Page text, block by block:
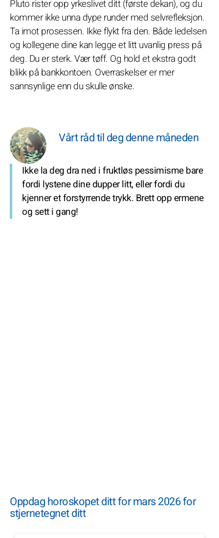
Pluto rister opp yrkeslivet ditt (første dekan), og du
kommer ikke unna dype runder med selvrefleksjon.
Ta imot prosessen. Ikke flykt fra den. Både ledelsen
og kollegene dine kan legge et litt uvanlig press på
deg. Du er sterk. Vær tøff. Og hold et ekstra godt
blikk på bankkontoen. Overraskelser er mer
sannsynlige enn du skulle ønske.
Vårt råd til deg denne måneden
Ikke la deg dra ned i fruktløs pessimisme bare
fordi lystene dine dupper litt, eller fordi du
kjenner et forstyrrende trykk. Brett opp ermene
og sett i gang!
Oppdag horoskopet ditt for mars 2026 for
stjernetegnet ditt